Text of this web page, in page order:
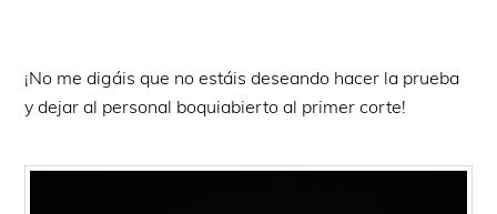
¡No me digáis que no estáis deseando hacer la prueba
y dejar al personal boquiabierto al primer corte!